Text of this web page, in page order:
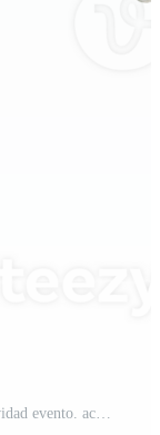
ai generado Navidad ligero guirnalda para Navidad evento. acuarela estilo. ai generado PNG Pro